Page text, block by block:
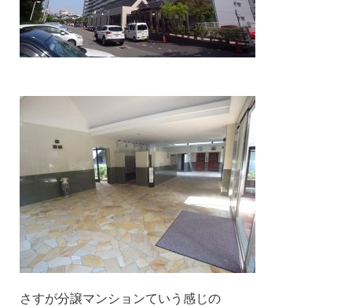
さすが分譲マンションていう感じの